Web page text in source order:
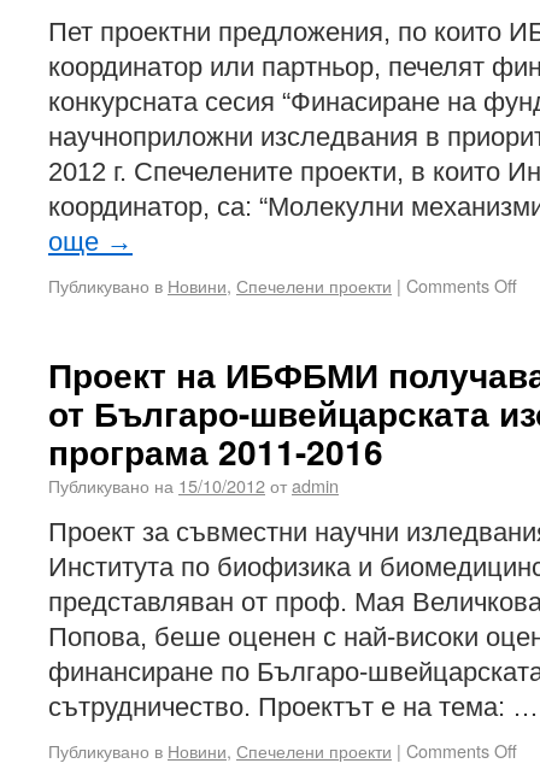
Пет проектни предложения, по които
координатор или партньор, печелят
конкурсната сесия “Финасиране на
научноприложни изследвания в
2012 г. Спечелените проекти, в които
координатор, са: “Молекулни
още →
Публикувано в Новини, Спечелени проекти | Comments Off
Проект на ИБФБМИ
от Българо-швейцарската
програма 2011-2016
Публикувано на 15/10/2012отadmin
Проект за съвместни научни
Института по биофизика и
представляван от проф. Мая
Попова, беше оценен с най-високи
финансиране по Българо-
сътрудничество. Проектът е на тема:
Публикувано в Новини, Спечелени проекти | Comments Off